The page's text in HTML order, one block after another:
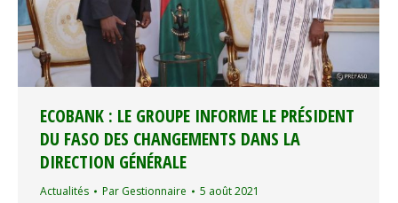
ECOBANK : LE GROUPE INFORME LE PRÉSIDENT
DU FASO DES CHANGEMENTS DANS LA
DIRECTION GÉNÉRALE
Actualités Par Gestionnaire 5 août 2021